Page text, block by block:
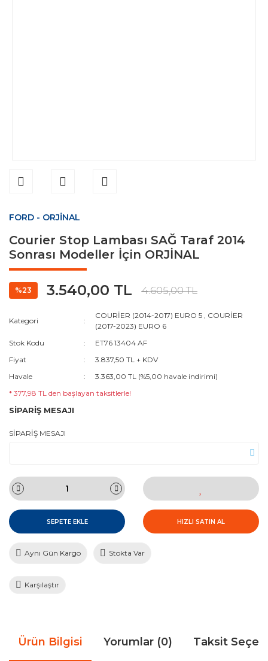
FORD - ORJİNAL
Courier Stop Lambası SAĞ Taraf 2014
Sonrası Modeller İçin ORJİNAL
%23 3.540,00 TL 4.605,00 TL
Kategori
COURİER (2014-2017) EURO 5 , COURİER
(2017-2023) EURO 6
Stok Kodu
ET76 13404 AF
Fiyat
3.837,50 TL + KDV
Havale
3.363,00 TL (%5,00 havale indirimi)
* 377,98 TL den başlayan taksitlerle!
SİPARİŞ MESAJI
SİPARİŞ MESAJI
SEPETE EKLE HIZLI SATIN AL
Aynı Gün Kargo Stokta Var
Karşılaştır
Ürün Bilgisi Yorumlar (0) Taksit